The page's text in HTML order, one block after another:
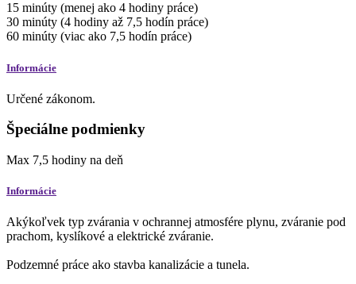
15 minúty (menej ako 4 hodiny práce)
30 minúty (4 hodiny až 7,5 hodín práce)
60 minúty (viac ako 7,5 hodín práce)
Informácie
Určené zákonom.
Špeciálne podmienky
Max 7,5 hodiny na deň
Informácie
Akýkoľvek typ zvárania v ochrannej atmosfére plynu, zváranie pod
prachom, kyslíkové a elektrické zváranie.
Podzemné práce ako stavba kanalizácie a tunela.